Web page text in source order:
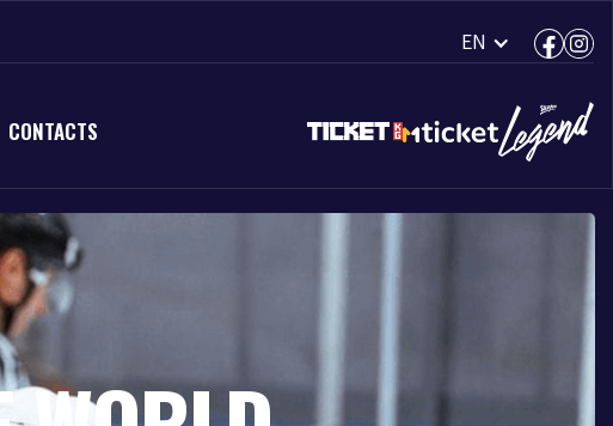
EN
CONTACTS